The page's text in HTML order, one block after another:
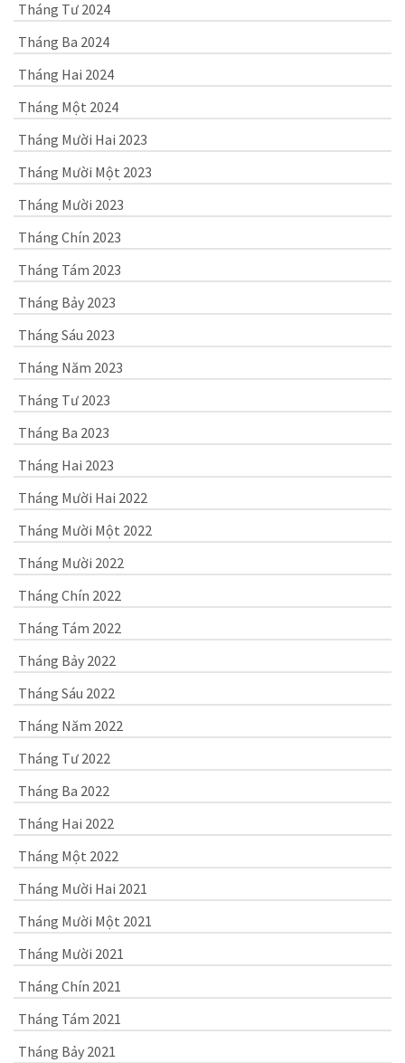
Tháng Tư 2024
Tháng Ba 2024
Tháng Hai 2024
Tháng Một 2024
Tháng Mười Hai 2023
Tháng Mười Một 2023
Tháng Mười 2023
Tháng Chín 2023
Tháng Tám 2023
Tháng Bảy 2023
Tháng Sáu 2023
Tháng Năm 2023
Tháng Tư 2023
Tháng Ba 2023
Tháng Hai 2023
Tháng Mười Hai 2022
Tháng Mười Một 2022
Tháng Mười 2022
Tháng Chín 2022
Tháng Tám 2022
Tháng Bảy 2022
Tháng Sáu 2022
Tháng Năm 2022
Tháng Tư 2022
Tháng Ba 2022
Tháng Hai 2022
Tháng Một 2022
Tháng Mười Hai 2021
Tháng Mười Một 2021
Tháng Mười 2021
Tháng Chín 2021
Tháng Tám 2021
Tháng Bảy 2021